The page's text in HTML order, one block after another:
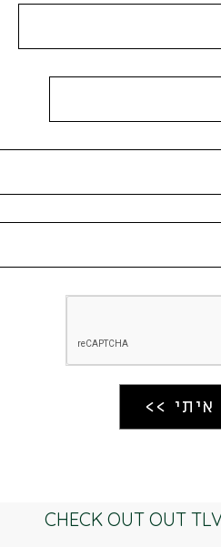
CHECK OUT OUT